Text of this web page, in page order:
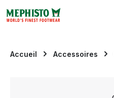
Passer au contenu principal
Accueil Accessoires